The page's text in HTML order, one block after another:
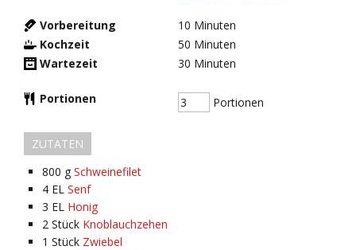
Vorbereitung 10 Minuten
Kochzeit
50 Minuten
Wartezeit
30 Minuten
Portionen Portionen
ZUTATEN
800 g Schweinefilet
4 EL Senf
3 EL Honig
2 Stück Knoblauchzehen
1 Stück Zwiebel